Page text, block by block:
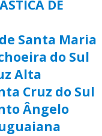
DE
Santa Maria
do Sul
Alta
Cruz do Sul
Ângelo